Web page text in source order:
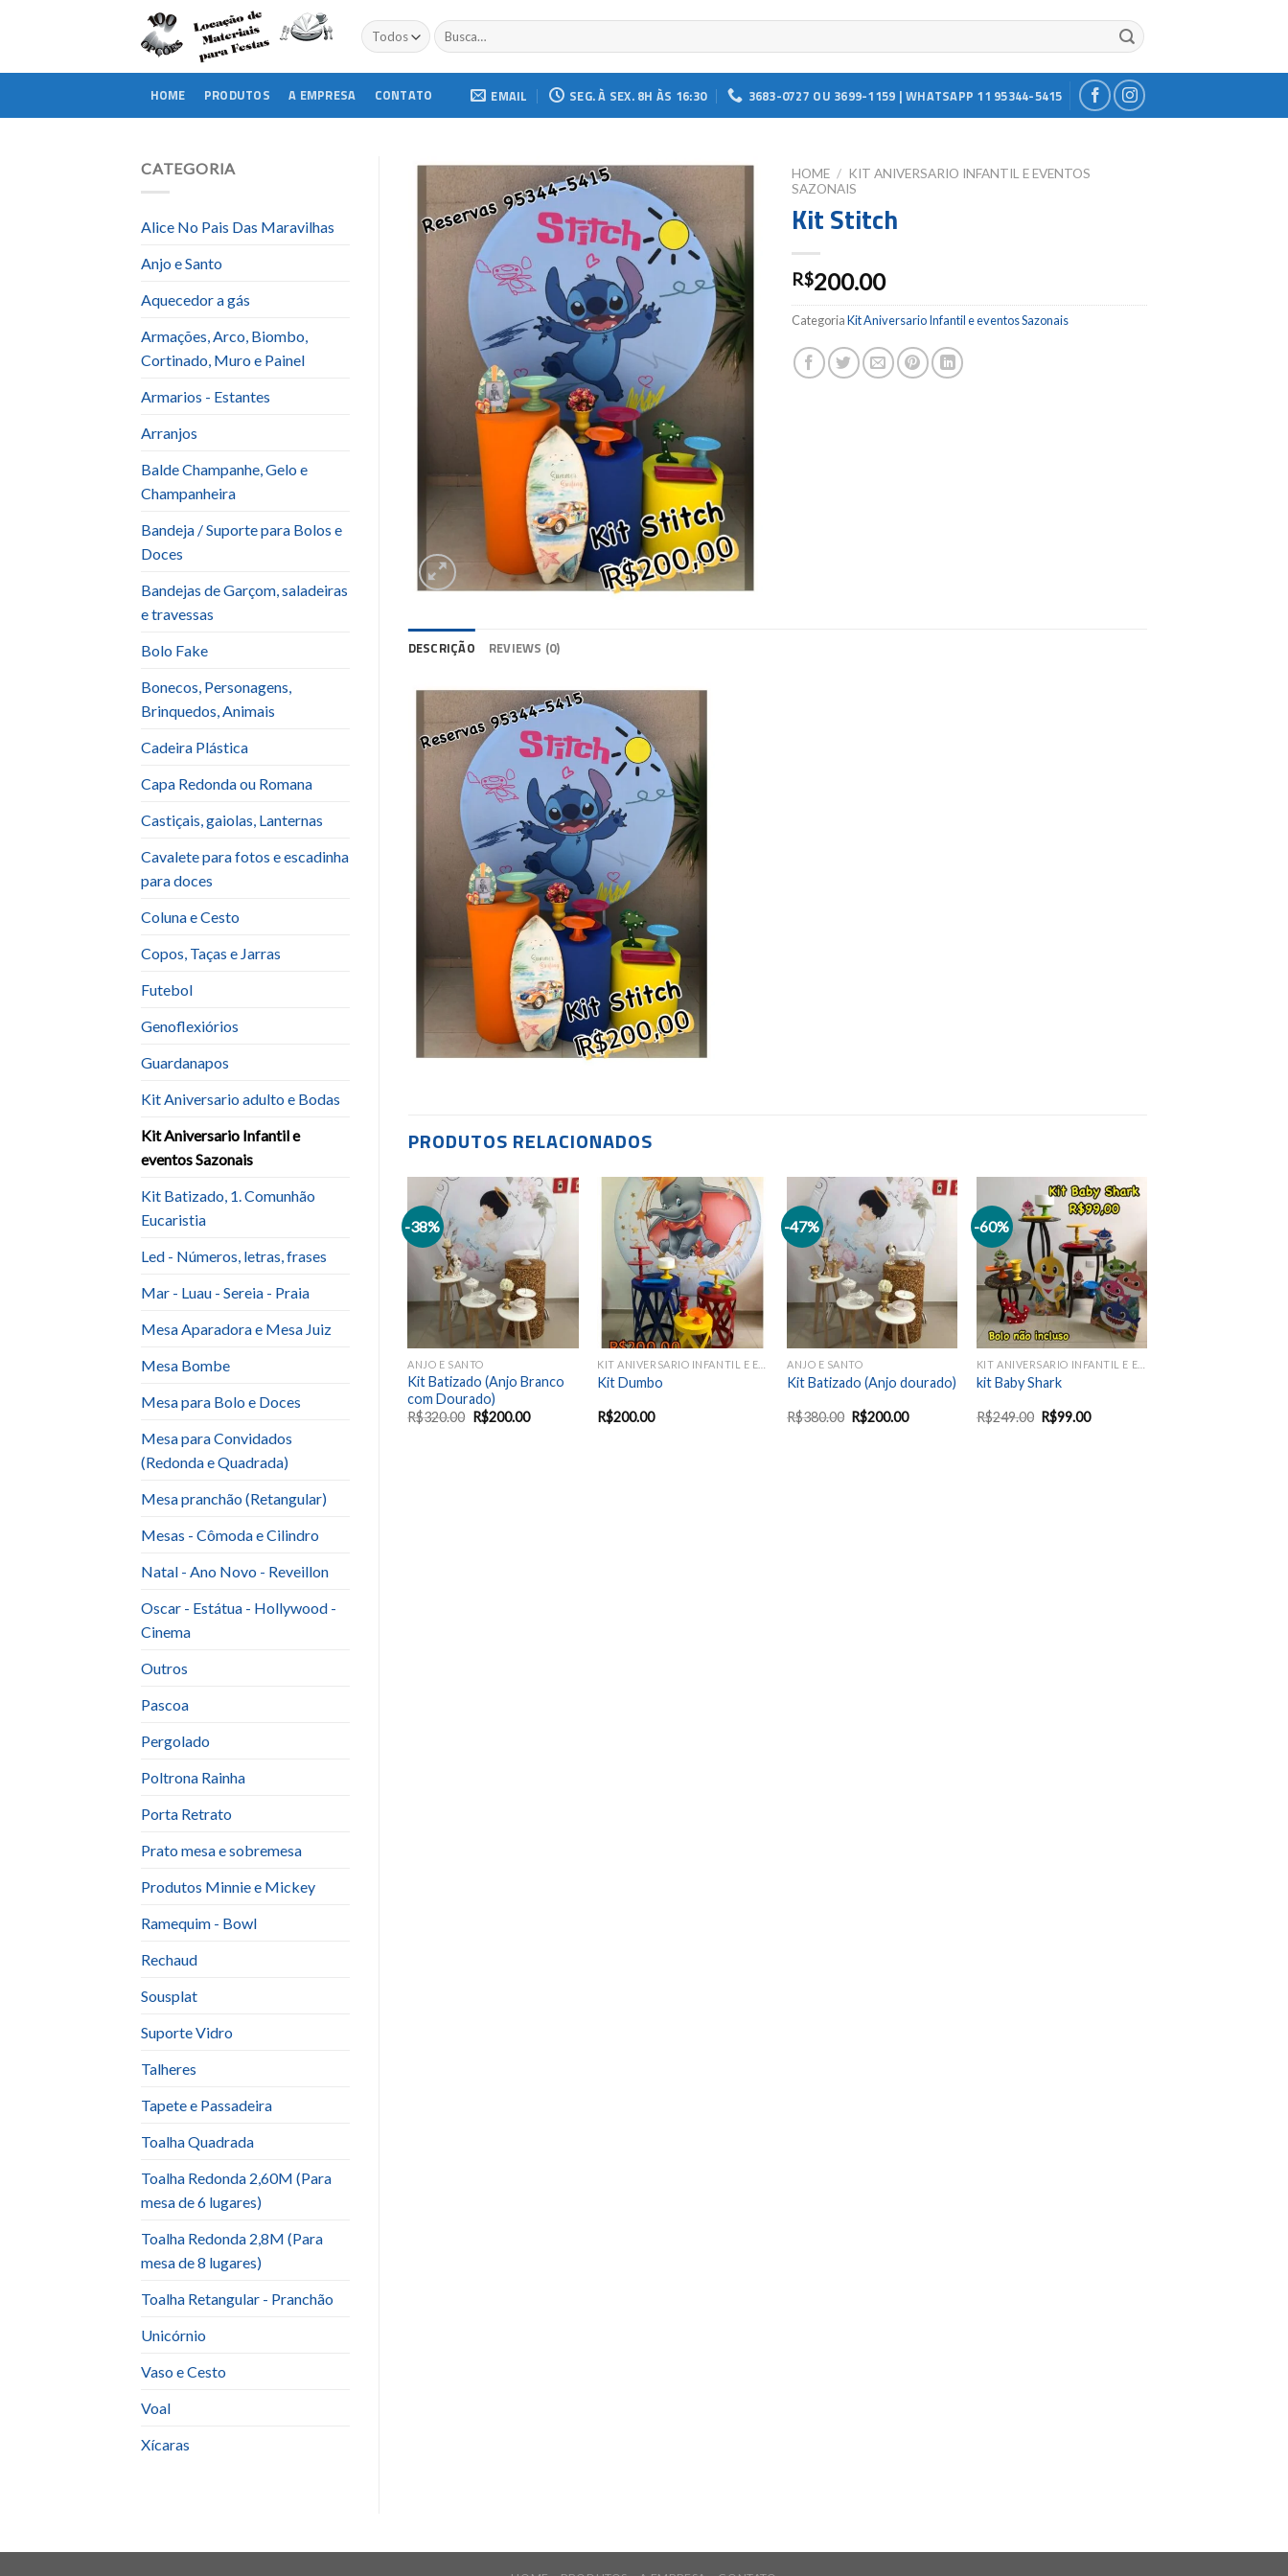
Buscar
por:
HOME PRODUTOS A EMPRESA CONTATO EMAIL SEG. À SEX. 8H ÀS 16:30 3683-0727 OU 3699-1159 | WHATSAPP 11 95344-5415
CATEGORIA
Alice No Pais Das Maravilhas
Anjo e Santo
Aquecedor a gás
Armações, Arco, Biombo,
Cortinado, Muro e Painel
Armarios - Estantes
Arranjos
Balde Champanhe, Gelo e
Champanheira
Bandeja / Suporte para Bolos e
Doces
Bandejas de Garçom, saladeiras
e travessas
Bolo Fake
Bonecos, Personagens,
Brinquedos, Animais
Cadeira Plástica
Capa Redonda ou Romana
Castiçais, gaiolas, Lanternas
Cavalete para fotos e escadinha
para doces
Coluna e Cesto
Copos, Taças e Jarras
Futebol
Genoflexiórios
Guardanapos
Kit Aniversario adulto e Bodas
Kit Aniversario Infantil e
eventos Sazonais
Kit Batizado, 1. Comunhão
Eucaristia
Led - Números, letras, frases
Mar - Luau - Sereia - Praia
Mesa Aparadora e Mesa Juiz
Mesa Bombe
Mesa para Bolo e Doces
Mesa para Convidados
(Redonda e Quadrada)
Mesa pranchão (Retangular)
Mesas - Cômoda e Cilindro
Natal - Ano Novo - Reveillon
Oscar - Estátua - Hollywood -
Cinema
Outros
Pascoa
Pergolado
Poltrona Rainha
Porta Retrato
Prato mesa e sobremesa
Produtos Minnie e Mickey
Ramequim - Bowl
Rechaud
Sousplat
Suporte Vidro
Talheres
Tapete e Passadeira
Toalha Quadrada
Toalha Redonda 2,60M (Para
mesa de 6 lugares)
Toalha Redonda 2,8M (Para
mesa de 8 lugares)
Toalha Retangular - Pranchão
Unicórnio
Vaso e Cesto
Voal
Xícaras
wishlist
HOME / KIT ANIVERSARIO INFANTIL E EVENTOS
SAZONAIS
Kit Stitch
R$200.00
CategoriaKit Aniversario Infantil e eventos Sazonais
DESCRIÇÃO REVIEWS (0)
PRODUTOS RELACIONADOS
-38%
Add to
wishlist
ANJO E SANTO
Kit Batizado (Anjo Branco
com Dourado)
R$320.00 R$200.00
Add to
wishlist
Kit Dumbo
R$200.00
-47%
Add to
wishlist
ANJO E SANTO
Kit Batizado (Anjo dourado)
R$380.00 R$200.00
-60%
Add to
wishlist
kit Baby Shark
R$249.00 R$99.00
Add to
KIT ANIVERSARIO INFANTIL E EVENTOS SAZONAIS